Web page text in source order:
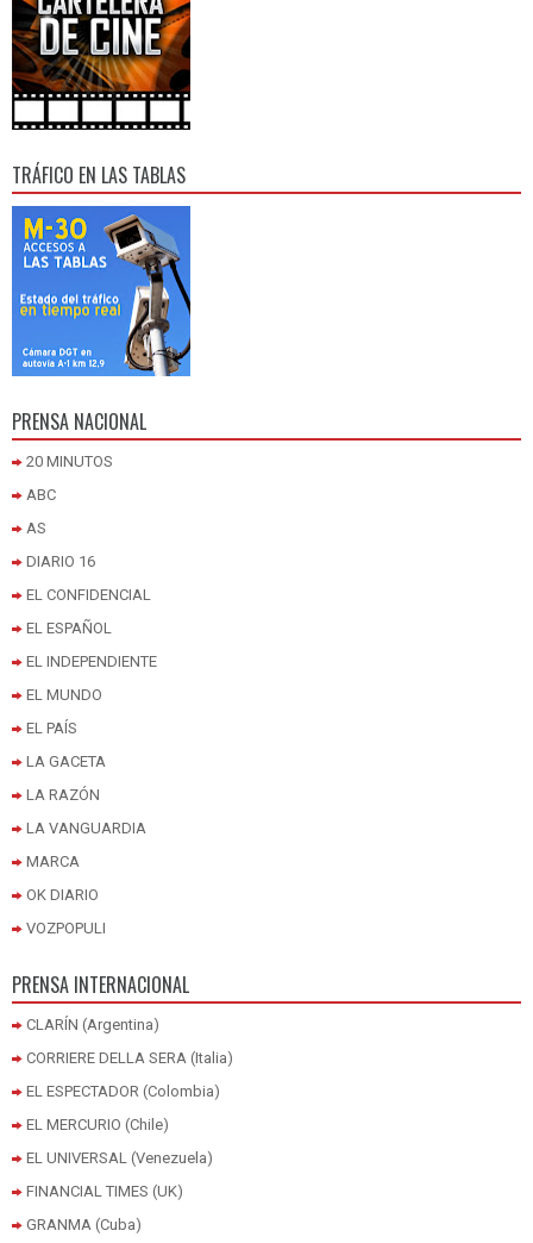
TRÁFICO EN LAS TABLAS
PRENSA NACIONAL
20 MINUTOS
ABC
AS
DIARIO 16
EL CONFIDENCIAL
EL ESPAÑOL
EL INDEPENDIENTE
EL MUNDO
EL PAÍS
LA GACETA
LA RAZÓN
LA VANGUARDIA
MARCA
OK DIARIO
VOZPOPULI
PRENSA INTERNACIONAL
CLARÍN (Argentina)
CORRIERE DELLA SERA (Italia)
EL ESPECTADOR (Colombia)
EL MERCURIO (Chile)
EL UNIVERSAL (Venezuela)
FINANCIAL TIMES (UK)
GRANMA (Cuba)